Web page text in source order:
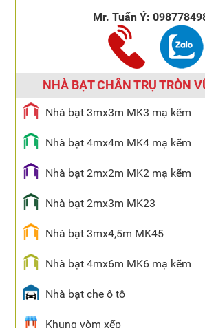
Mr. Tuấn Ý:
NHÀ BẠT CHÂN TRỤ TRÒN
Nhà bạt 3mx3m MK3 mạ kẽm
Nhà bạt 4mx4m MK4 mạ kẽm
Nhà bạt 2mx2m MK2 mạ kẽm
Nhà bạt 2mx3m MK23
Nhà bạt 3mx4,5m MK45
Nhà bạt 4mx6m MK6 mạ kẽm
Nhà bạt che ô tô
Khung vòm xếp